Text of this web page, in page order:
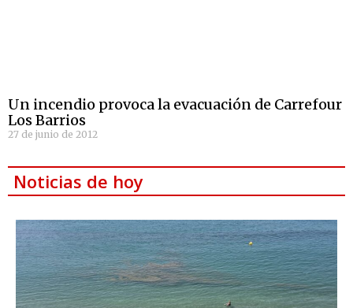
Un incendio provoca la evacuación de Carrefour
Los Barrios
27 de junio de 2012
Noticias de hoy